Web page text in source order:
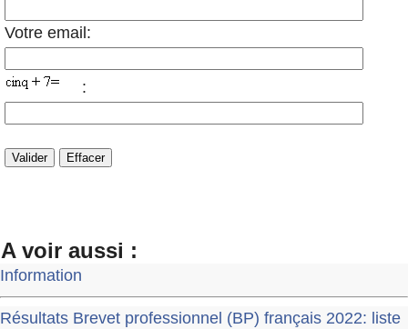
Votre email:
:
A voir aussi :
Information
Résultats Brevet professionnel (BP) français 2022: liste